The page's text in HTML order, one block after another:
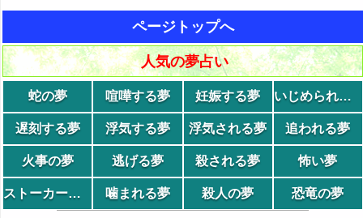
ページトップへ
人気の夢占い
蛇の夢 喧嘩する夢 妊娠する夢 いじめられる夢
遅刻する夢 浮気する夢 浮気される夢 追われる夢
火事の夢 逃げる夢 殺される夢 怖い夢
ストーカーの夢 噛まれる夢 殺人の夢 恐竜の夢